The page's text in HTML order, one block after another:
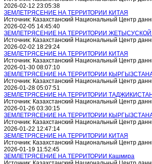
2026-02-12 23:05:38
ЗЕМЛЕТРЯСЕНИЕ НА ТЕРРИТОРИИ КИТАЯ
Источник: Казахстанский Национальный Центр
2026-02-05 14:45:40
ЗЕМЛЕТРЯСЕНИЕ НА ТЕРРИТОРИИ ЖЕТЫСУСКОЙ
Источник: Казахстанский Национальный Центр
2026-02-02 18:29:24
ЗЕМЛЕТРЯСЕНИЕ НА ТЕРРИТОРИИ КИТАЯ
Источник: Казахстанский Национальный Центр
2026-01-30 08:07:10
ЗЕМЛЕТРЯСЕНИЕ НА ТЕРРИТОРИИ
Источник: Казахстанский Национальный Центр
2026-01-28 05:07:51
ЗЕМЛЕТРЯСЕНИЕ НА ТЕРРИТОРИИ
Источник: Казахстанский Национальный Центр
2026-01-26 03:30:15
ЗЕМЛЕТРЯСЕНИЕ НА ТЕРРИТОРИИ
Источник: Казахстанский Национальный Центр
2026-01-22 12:47:14
ЗЕМЛЕТРЯСЕНИЕ НА ТЕРРИТОРИИ КИТАЯ
Источник: Казахстанский Национальный Центр
2026-01-19 11:52:45
ЗЕМЛЕТРЯСЕНИЕ НА ТЕРРИТОРИИ Кашмира